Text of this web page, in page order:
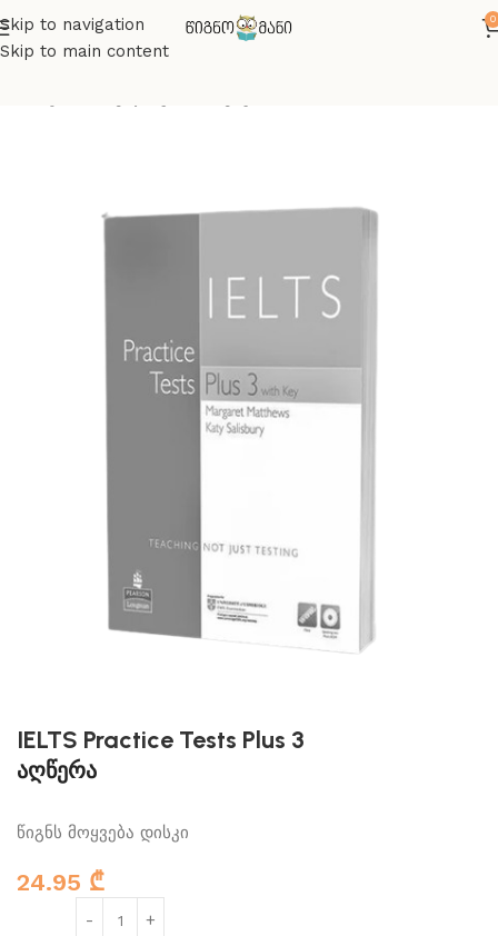
Skip to navigation
Skip to main content
0
IELTS Practice Tests Plus 3
აღწერა
წიგნს მოყვება დისკი
24.95 ₾